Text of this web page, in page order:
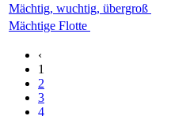
Mächtig, wuchtig, übergroß
Mächtige Flotte
‹
1
2
3
4